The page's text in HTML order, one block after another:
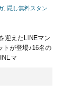
, 隠し無料スタン
迎えたLINEマン
トが登場♪16名の
マ